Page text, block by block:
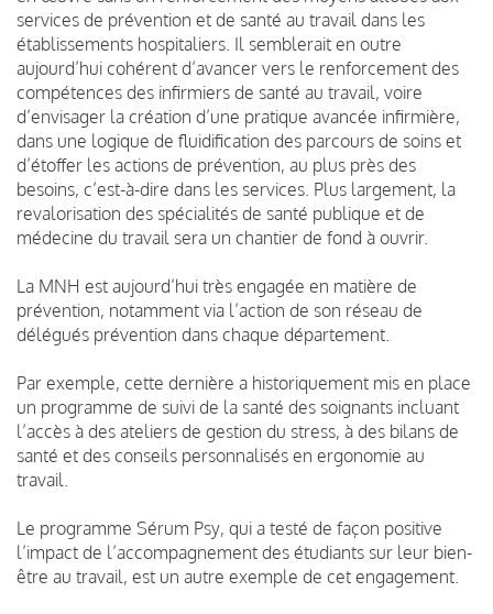
services de prévention et de santé au travail dans les
établissements hospitaliers. Il semblerait en outre
aujourd’hui cohérent d’avancer vers le renforcement des
compétences des infirmiers de santé au travail, voire
d’envisager la création d’une pratique avancée infirmière,
dans une logique de fluidification des parcours de soins et
d’étoffer les actions de prévention, au plus près des
besoins, c’est-à-dire dans les services. Plus largement, la
revalorisation des spécialités de santé publique et de
médecine du travail sera un chantier de fond à ouvrir.
La MNH est aujourd’hui très engagée en matière de
prévention, notamment via l’action de son réseau de
délégués prévention dans chaque département.
Par exemple, cette dernière a historiquement mis en place
un programme de suivi de la santé des soignants incluant
l’accès à des ateliers de gestion du stress, à des bilans de
santé et des conseils personnalisés en ergonomie au
travail.
Le programme Sérum Psy, qui a testé de façon positive
l’impact de l’accompagnement des étudiants sur leur bien-
être au travail, est un autre exemple de cet engagement.